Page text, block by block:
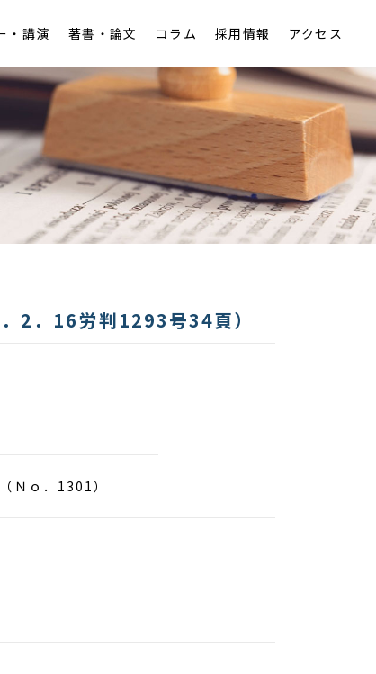
知的財産
・講演 著書・論文 コラム 採用情報 アクセス
．16労判1293号34頁）
Ｎｏ．1301）